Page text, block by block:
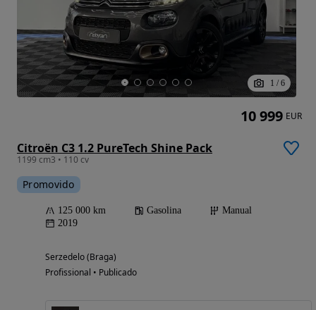
1 / 6
Citroën C3 1.2 PureTech Shine Pack
1199 cm3 • 110 cv
Promovido
125 000 km Gasolina
Manual
2019
Serzedelo (Braga)
Profissional • Publicado
10 999 EUR